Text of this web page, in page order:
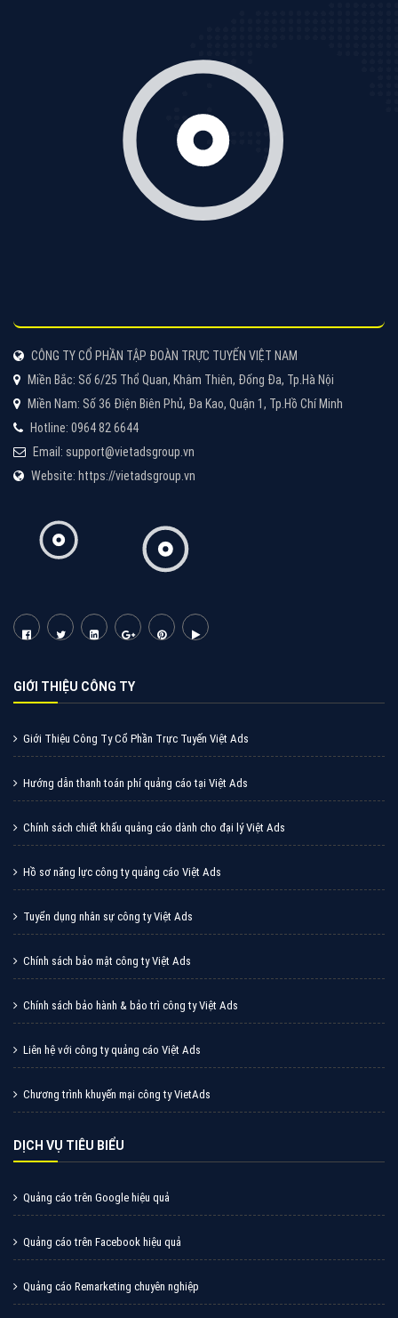
CÔNG TY CỔ PHẦN TẬP ĐOÀN TRỰC TUYẾN VIỆT NAM
Miền Bắc: Số 6/25 Thổ Quan, Khâm Thiên, Đống Đa, Tp.Hà Nội
Miền Nam: Số 36 Điện Biên Phủ, Đa Kao, Quận 1, Tp.Hồ Chí Minh
Hotline: 0964 82 6644
Email: support@vietadsgroup.vn
Website: https://vietadsgroup.vn
GIỚI THIỆU CÔNG TY
Giới Thiệu Công Ty Cổ Phần Trực Tuyến Việt Ads
Hướng dẫn thanh toán phí quảng cáo tại Việt Ads
Chính sách chiết khấu quảng cáo dành cho đại lý Việt Ads
Hồ sơ năng lực công ty quảng cáo Việt Ads
Tuyển dụng nhân sự công ty Việt Ads
Chính sách bảo mật công ty Việt Ads
Chính sách bảo hành & bảo trì công ty Việt Ads
Liên hệ với công ty quảng cáo Việt Ads
Chương trình khuyến mại công ty VietAds
DỊCH VỤ TIÊU BIỂU
Quảng cáo trên Google hiệu quả
Quảng cáo trên Facebook hiệu quả
Quảng cáo Remarketing chuyên nghiệp